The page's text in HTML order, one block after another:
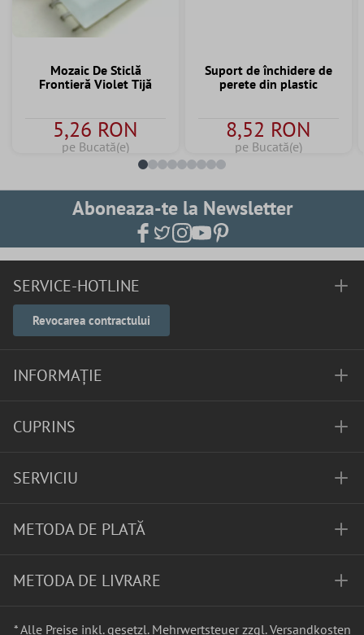
Mozaic De Sticlă
Frontieră Violet Tijă
5,26 RON
pe Bucată(e)
Suport de închidere de
perete din plastic
8,52 RON
pe Bucată(e)
Aboneaza-te la Newsletter
SERVICE-HOTLINE
Revocarea contractului
INFORMAȚIE
CUPRINS
SERVICIU
METODA DE PLATĂ
METODA DE LIVRARE
* Alle Preise inkl. gesetzl. Mehrwertsteuer zzgl.Versandkosten